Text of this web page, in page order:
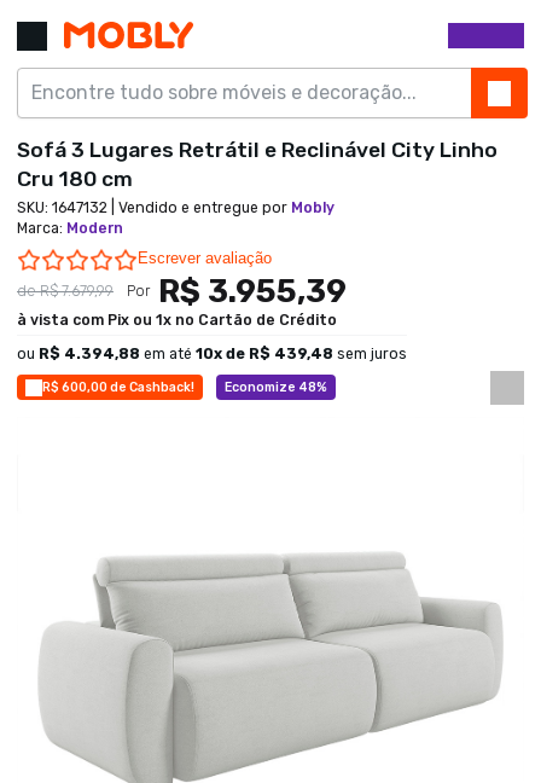
R$ 600,00 de Cashback! Economize 48%
Sofá 3 Lugares Retrátil e Reclinável City Linho
Cru 180 cm
SKU: 1647132 | Vendido e entregue por Mobly
Marca: Modern
0.0 star rating
Escrever avaliação
deR$ 7.679,99 Por R$ 3.955,39
à vista com Pix ou 1x no Cartão de Crédito
ou R$ 4.394,88 em até 10x de R$ 439,48 sem juros